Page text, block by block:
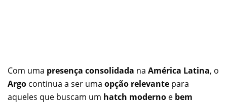
Com uma presença consolidada na América Latina, o
Argo continua a ser uma opção relevante para
aqueles que buscam um hatch moderno e bem